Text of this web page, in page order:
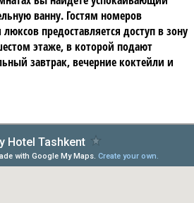
ванну. Гостям номеров
люксов предоставляется доступ в зону
этаже, в которой подают
завтрак, вечерние коктейли и